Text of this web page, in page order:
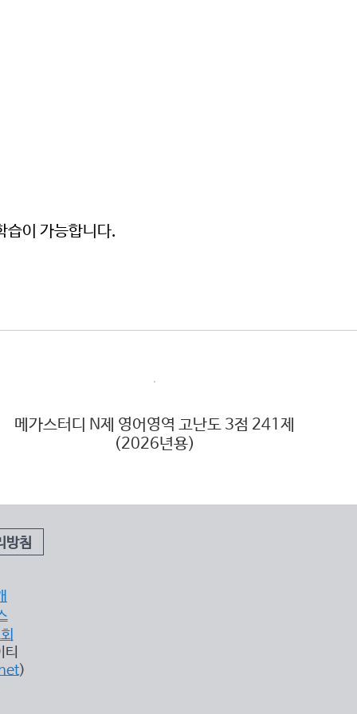
습이 가능합니다.
메가스터디 N제 영어영역 고난도 3점 241제
(2026년용)
방침
)